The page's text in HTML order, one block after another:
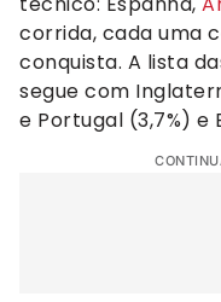
corrida, cada uma
conquista. A lista
segue com
e Portugal (3,7%) e